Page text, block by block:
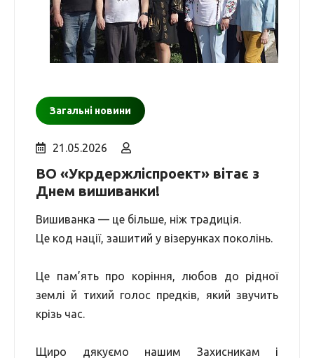
Загальні новини
21.05.2026
ВО «Укрдержліспроект» вітає з
Днем вишиванки!
Вишиванка — це більше, ніж традиція.
Це код нації, зашитий у візерунках поколінь.
Це пам’ять про коріння, любов до рідної
землі й тихий голос предків, який звучить
крізь час.
Щиро дякуємо нашим Захисникам і